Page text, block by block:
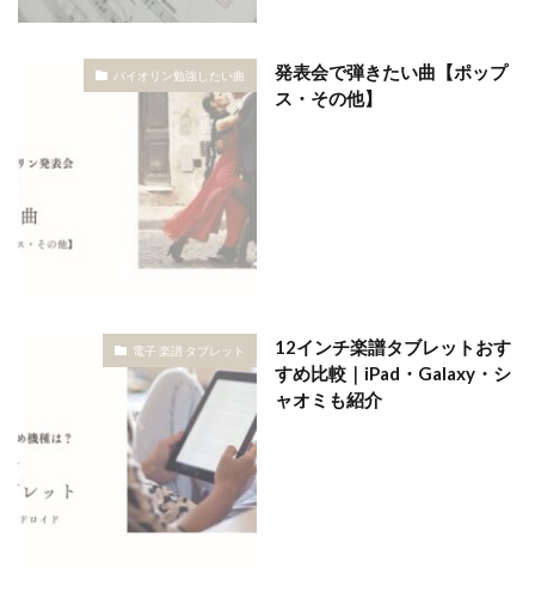
バイオリン勉強したい曲
発表会で弾きたい曲【ポップ
ス・その他】
電子 楽譜 タブレット
12インチ楽譜タブレットおす
すめ比較｜iPad・Galaxy・シ
ャオミも紹介